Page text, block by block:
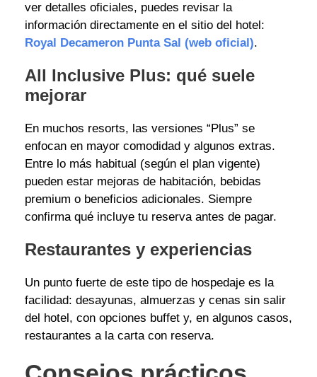
ver detalles oficiales, puedes revisar la
información directamente en el sitio del hotel:
Royal Decameron Punta Sal (web oficial).
All Inclusive Plus: qué suele
mejorar
En muchos resorts, las versiones “Plus” se
enfocan en mayor comodidad y algunos extras.
Entre lo más habitual (según el plan vigente)
pueden estar mejoras de habitación, bebidas
premium o beneficios adicionales. Siempre
confirma qué incluye tu reserva antes de pagar.
Restaurantes y experiencias
Un punto fuerte de este tipo de hospedaje es la
facilidad: desayunas, almuerzas y cenas sin salir
del hotel, con opciones buffet y, en algunos casos,
restaurantes a la carta con reserva.